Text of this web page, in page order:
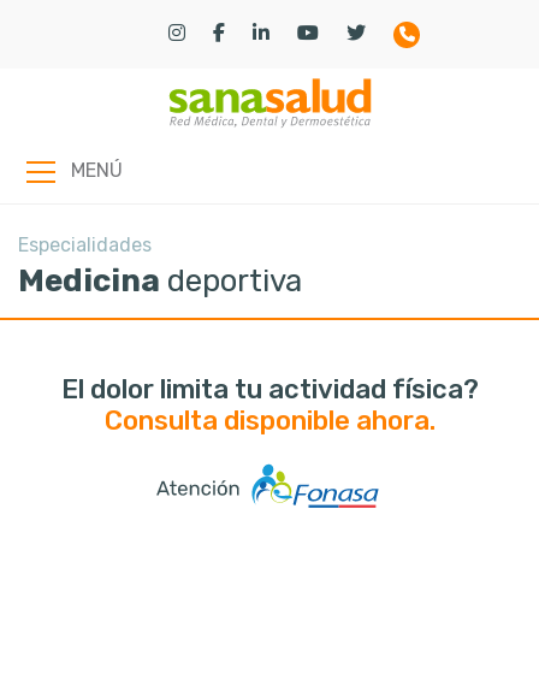
MENÚ
Especialidades
Medicina deportiva
El dolor limita tu actividad física?
Consulta disponible ahora.